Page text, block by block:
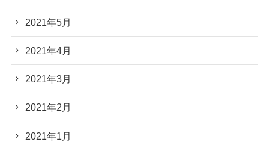
2021年5月
2021年4月
2021年3月
2021年2月
2021年1月